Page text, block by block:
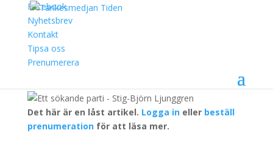
Facebook
Nyhetsbrev
Kontakt
Tipsa oss
Prenumerera
Ett sökande parti
8 juli, 2022
Stig-Björn Ljunggren
Det här är en låst artikel. Logga ineller beställ
prenumerationför att läsa mer.